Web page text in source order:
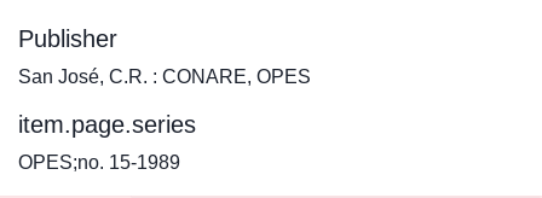
Publisher
San José, C.R. : CONARE, OPES
item.page.series
OPES;no. 15-1989